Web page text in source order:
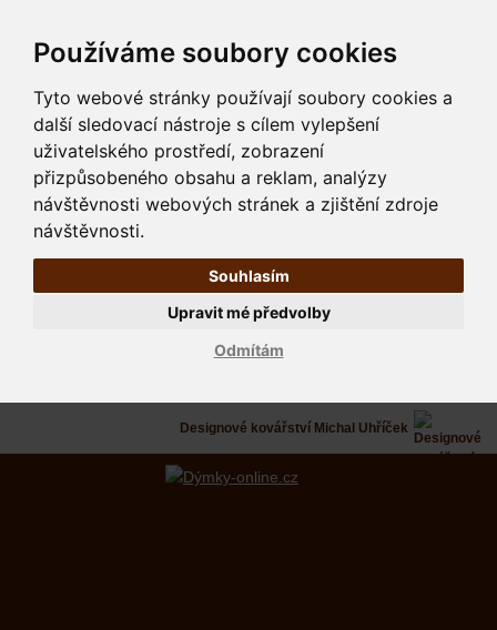
Používáme soubory cookies
Tyto webové stránky používají soubory cookies a
další sledovací nástroje s cílem vylepšení
uživatelského prostředí, zobrazení
přizpůsobeného obsahu a reklam, analýzy
návštěvnosti webových stránek a zjištění zdroje
návštěvnosti.
Souhlasím
Odmítám
Upravit mé předvolby
Designové kovářství Michal Uhříček